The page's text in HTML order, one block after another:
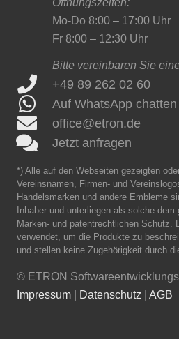
Mo-Do 8:00 – 17:00 Uhr
Fr 8:00 – 12:30 Uhr
Bitte vereinbaren Sie
+49 89 262 02 60
Auf WhatsApp chatten
office@etron.de
Jetzt anfragen
*) Alle auf den Webseiten gezeigten
Vereinsnamen, Firmen- und
Handelsmarken und andere Embleme
Inhaber und unterliegen als solche dem
Marken- und patentrechtlichen Schutz.
verwendet, um die Produkte zu
und stellen keine Zugehörigkeit durch
© ETRON
Impressum
Datenschutz AGB